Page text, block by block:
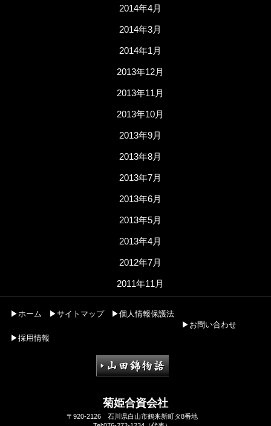
2014年4月
2014年3月
2014年1月
2013年12月
2013年11月
2013年10月
2013年9月
2013年8月
2013年7月
2013年6月
2013年5月
2013年4月
2012年7月
2011年11月
▶ホーム ▶サイトマップ
▶個人情報保護法
▶お問い合わせ
▶採用情報
菊姫合資会社
〒920-2126 石川県白山市鶴来新町タ8番地